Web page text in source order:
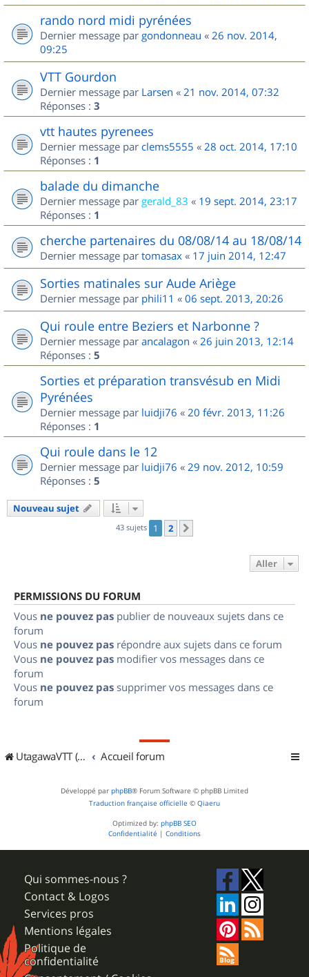
rando nord midi pyrénées
Dernier message par gondonneau « 26 nov. 2014,
09:25
VTT Gourdon
Dernier message par Larsen « 21 nov. 2014, 07:32
Réponses : 3
vtt hautes pyrenees
Dernier message par clems5555 « 28 oct. 2014, 17:10
Réponses : 1
balade du dimanche
Dernier message par gerald_83 « 19 sept. 2014, 23:17
Réponses : 1
cherche partenaires du 08/08/14 au 18/08/14
Dernier message par tomasax « 17 juin 2014, 12:47
Sorties matinales sur Aude Ariège
Dernier message par phili11 « 06 sept. 2013, 20:26
Qui roule entre Beziers et Narbonne ?
Dernier message par ancalagon « 26 juin 2013, 12:14
Réponses : 5
Sorties et préparation transvésub en Midi
Pyrénées
Dernier message par luidji76 « 20 févr. 2013, 11:26
Réponses : 1
Qui roule dans le 12
Dernier message par luidji76 « 29 nov. 2012, 10:59
Réponses : 5
Nouveau sujet
43 sujets 1 2
Aller
PERMISSIONS DU FORUM
Vous ne pouvez pas publier de nouveaux sujets dans ce
forum
Vous ne pouvez pas répondre aux sujets dans ce forum
Vous ne pouvez pas modifier vos messages dans ce
forum
Vous ne pouvez pas supprimer vos messages dans ce
forum
UtagawaVTT (Randos VTT et VTTAE avec traces GPS) Accueil forum
Développé par phpBB® Forum Software © phpBB Limited
Traduction française officielle © Qiaeru
Optimized by: phpBB SEO
Confidentialité | Conditions
Qui sommes-nous ?
Contact & Logos
Services pros
Mentions légales
Politique de
confidentialité